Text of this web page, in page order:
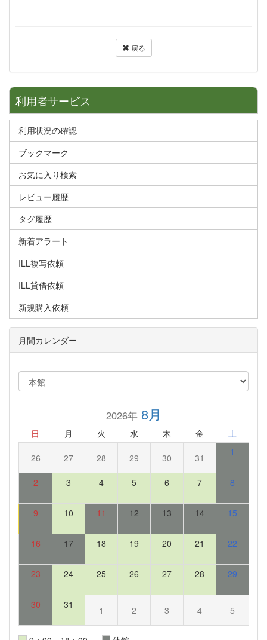
戻る
利用者サービス
利用状況の確認
ブックマーク
お気に入り検索
レビュー履歴
タグ履歴
新着アラート
ILL複写依頼
ILL貸借依頼
新規購入依頼
月間カレンダー
2026年8月
日 月 火 水 木 金 土
26 27 28 29 30 31 1
2 3 4 5 6 7 8
9 10 11 12 13 14 15
16 17 18 19 20 21 22
23 24 25 26 27 28 29
30 31 1 2 3 4 5